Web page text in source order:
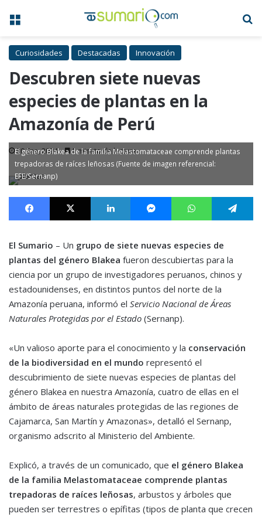
Menú
Curiosidades Destacadas Innovación
Descubren siete nuevas
especies de plantas en la
Amazonía de Perú
30 Ene, 2024 1 minuto de lectura
El género Blakea de la familia Melastomataceae comprende plantas
trepadoras de raíces leñosas (Fuente de imagen referencial:
EFE/Sernanp)
Facebook X LinkedIn MessengerWhatsApp
El Sumario – Un grupo de siete nuevas especies de
plantas del género Blakea fueron descubiertas para la
ciencia por un grupo de investigadores peruanos, chinos y
estadounidenses, en distintos puntos del norte de la
Amazonía peruana, informó el Servicio Nacional de Áreas
Naturales Protegidas por el Estado (Sernanp).
«Un valioso aporte para el conocimiento y la conservación
de la biodiversidad en el mundo representó el
descubrimiento de siete nuevas especies de plantas del
género Blakea en nuestra Amazonía, cuatro de ellas en el
ámbito de áreas naturales protegidas de las regiones de
Cajamarca, San Martín y Amazonas», detalló el Sernanp,
organismo adscrito al Ministerio del Ambiente.
Explicó, a través de un comunicado, que el género Blakea
de la familia Melastomataceae comprende plantas
trepadoras de raíces leñosas, arbustos y árboles que
pueden ser terrestres o epífitas (tipos de planta que crecen